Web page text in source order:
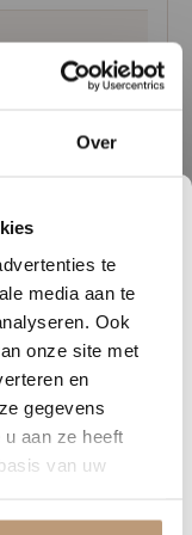
54
SECONDEN
op
direct.
Over
te
media aan te
Ook
onze site met
en
gegevens
aan ze heeft
van uw
klanten
reviews